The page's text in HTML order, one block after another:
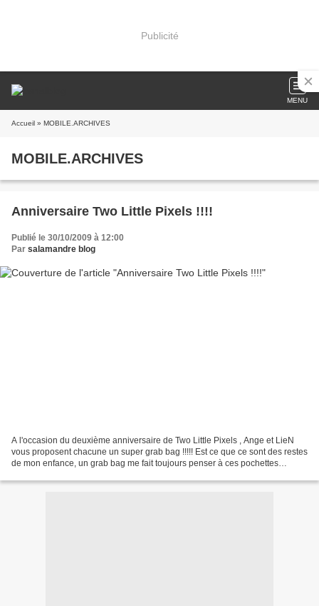
Publicité
MENU
Accueil » MOBILE.ARCHIVES
MOBILE.ARCHIVES
Anniversaire Two Little Pixels !!!!
Publié le 30/10/2009 à 12:00
Par salamandre blog
A l'occasion du deuxième anniversaire de Two Little Pixels , Ange et LieN
vous proposent chacune un super grab bag !!!!! Est ce que ce sont des restes
de mon enfance, un grab bag me fait toujours penser à ces pochettes